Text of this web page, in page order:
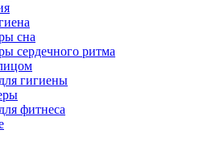
сна
сердечного ритма
гигиены
фитнеса